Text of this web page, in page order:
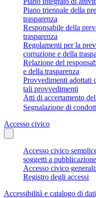
Piano triennale della
trasparenza
Responsabile della
trasparenza
Regolamenti per la
corruzione e della
Relazione del
e della trasparenza
Provvedimenti adottati
tali provvedimenti
Atti di accertamento
Segnalazione di
Accesso civico
Accesso civico
soggetti a
Accesso civico
Registro degli accessi
Accessibilità e catalogo di